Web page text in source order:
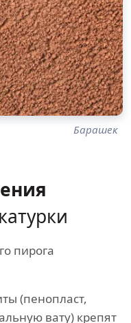
Барашек
пирога
(пенопласт,
вату) крепят